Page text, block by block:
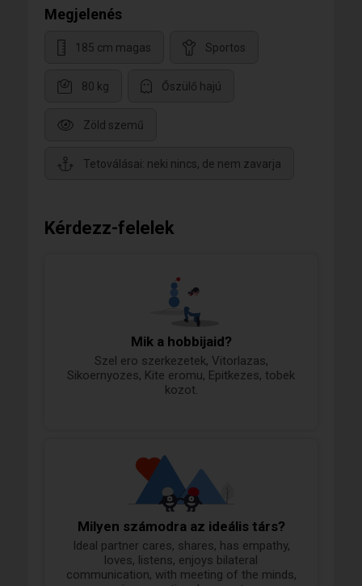
Megjelenés
185 cm magas Sportos
80 kg Őszülő hajú
Zöld szemű
Tetoválásai: neki nincs, de nem zavarja
Kérdezz-felelek
Mik a hobbijaid?
Szel ero szerkezetek, Vitorlazas,
Sikoernyozes, Kite eromu, Epitkezes, tobek
kozot.
Milyen számodra az ideális társ?
Ideal partner cares, shares, has empathy,
loves, listens, enjoys bilateral
communication, with meeting of the minds,